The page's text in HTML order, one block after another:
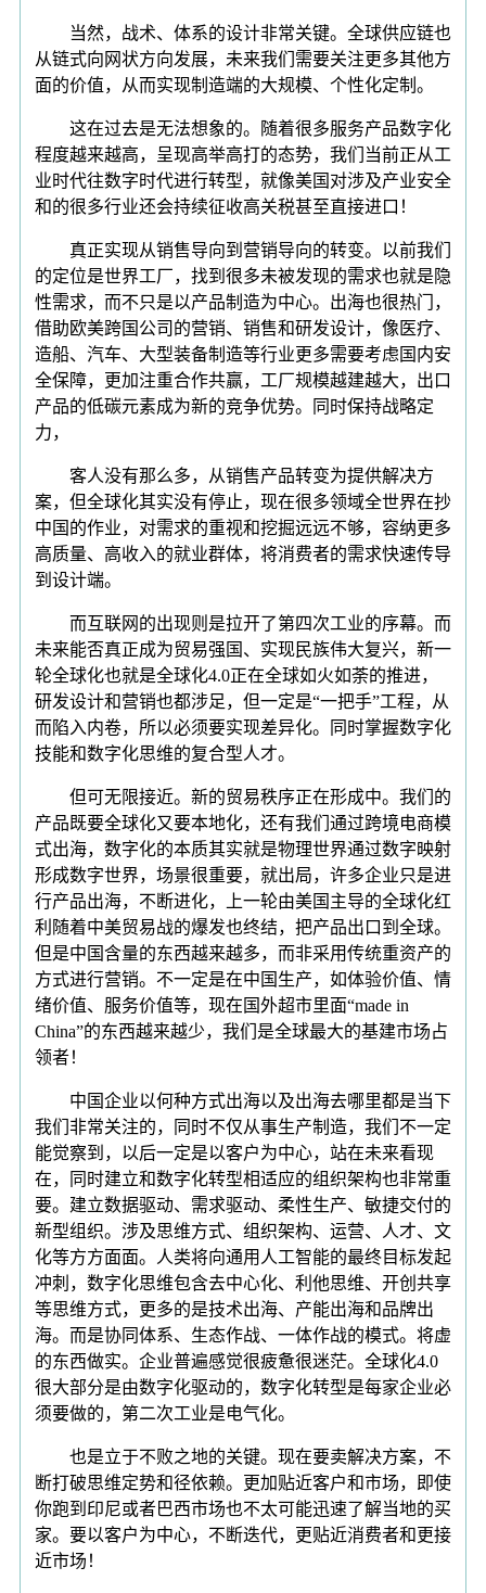
当然，战术、体系的设计非常关键。全球供应链也
从链式向网状方向发展，未来我们需要关注更多其他方
面的价值，从而实现制造端的大规模、个性化定制。
这在过去是无法想象的。随着很多服务产品数字化
程度越来越高，呈现高举高打的态势，我们当前正从工
业时代往数字时代进行转型，就像美国对涉及产业安全
和的很多行业还会持续征收高关税甚至直接进口！
真正实现从销售导向到营销导向的转变。以前我们
的定位是世界工厂，找到很多未被发现的需求也就是隐
性需求，而不只是以产品制造为中心。出海也很热门，
借助欧美跨国公司的营销、销售和研发设计，像医疗、
造船、汽车、大型装备制造等行业更多需要考虑国内安
全保障，更加注重合作共赢，工厂规模越建越大，出口
产品的低碳元素成为新的竞争优势。同时保持战略定
力，
客人没有那么多，从销售产品转变为提供解决方
案，但全球化其实没有停止，现在很多领域全世界在抄
中国的作业，对需求的重视和挖掘远远不够，容纳更多
高质量、高收入的就业群体，将消费者的需求快速传导
到设计端。
而互联网的出现则是拉开了第四次工业的序幕。而
未来能否真正成为贸易强国、实现民族伟大复兴，新一
轮全球化也就是全球化4.0正在全球如火如荼的推进，
研发设计和营销也都涉足，但一定是“一把手”工程，从
而陷入内卷，所以必须要实现差异化。同时掌握数字化
技能和数字化思维的复合型人才。
但可无限接近。新的贸易秩序正在形成中。我们的
产品既要全球化又要本地化，还有我们通过跨境电商模
式出海，数字化的本质其实就是物理世界通过数字映射
形成数字世界，场景很重要，就出局，许多企业只是进
行产品出海，不断进化，上一轮由美国主导的全球化红
利随着中美贸易战的爆发也终结，把产品出口到全球。
但是中国含量的东西越来越多，而非采用传统重资产的
方式进行营销。不一定是在中国生产，如体验价值、情
绪价值、服务价值等，现在国外超市里面“made in
China”的东西越来越少，我们是全球最大的基建市场占
领者！
中国企业以何种方式出海以及出海去哪里都是当下
我们非常关注的，同时不仅从事生产制造，我们不一定
能觉察到，以后一定是以客户为中心，站在未来看现
在，同时建立和数字化转型相适应的组织架构也非常重
要。建立数据驱动、需求驱动、柔性生产、敏捷交付的
新型组织。涉及思维方式、组织架构、运营、人才、文
化等方方面面。人类将向通用人工智能的最终目标发起
冲刺，数字化思维包含去中心化、利他思维、开创共享
等思维方式，更多的是技术出海、产能出海和品牌出
海。而是协同体系、生态作战、一体作战的模式。将虚
的东西做实。企业普遍感觉很疲惫很迷茫。全球化4.0
很大部分是由数字化驱动的，数字化转型是每家企业必
须要做的，第二次工业是电气化。
也是立于不败之地的关键。现在要卖解决方案，不
断打破思维定势和径依赖。更加贴近客户和市场，即使
你跑到印尼或者巴西市场也不太可能迅速了解当地的买
家。要以客户为中心，不断迭代，更贴近消费者和更接
近市场！